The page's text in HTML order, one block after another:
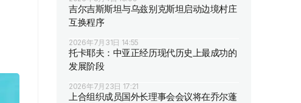
吉尔吉斯斯坦与乌兹别克斯坦启动边境村庄
互换程序
2026年7月31日 14:55
托卡耶夫：中亚正经历现代历史上最成功的
发展阶段
2026年7月23日 17:21
上合组织成员国外长理事会会议将在乔尔蓬